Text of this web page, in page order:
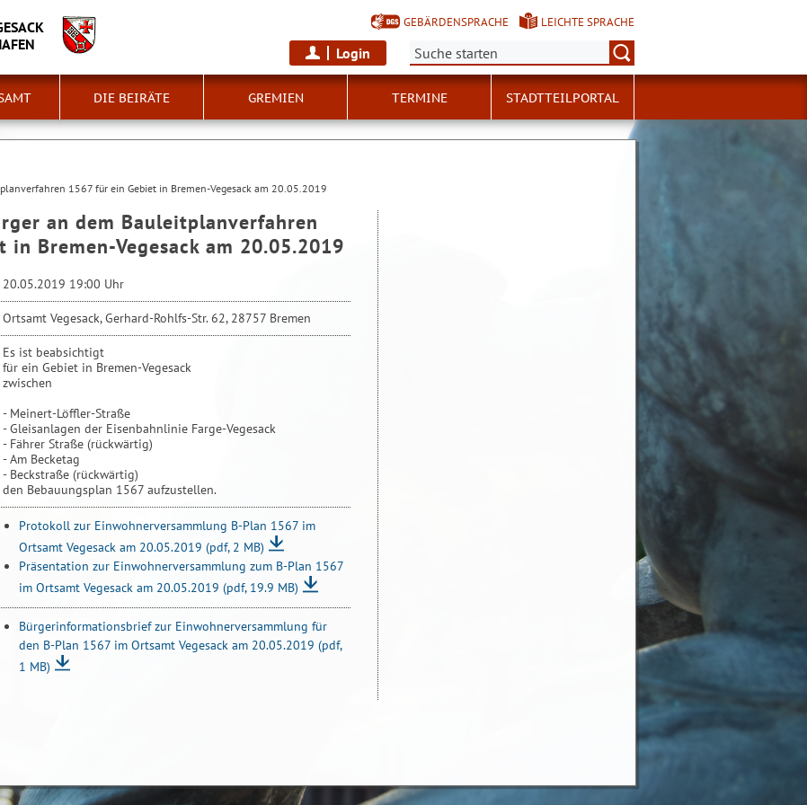
GEBÄRDENSPRACHE LEICHTE SPRACHE
Login Suche:
DIE BEIRÄTE GREMIEN TERMINE STADTTEILPORTAL
1567 für ein Gebiet in Bremen-Vegesack am 20.05.2019
an dem Bauleitplanverfahren
Bremen-Vegesack am 20.05.2019
20.05.2019 19:00 Uhr
Ortsamt Vegesack, Gerhard-Rohlfs-Str. 62, 28757 Bremen
Es ist beabsichtigt
für ein Gebiet in Bremen-Vegesack
zwischen
- Meinert-Löffler-Straße
- Gleisanlagen der Eisenbahnlinie Farge-Vegesack
- Fährer Straße (rückwärtig)
- Am Becketag
- Beckstraße (rückwärtig)
den Bebauungsplan 1567 aufzustellen.
Protokoll zur Einwohnerversammlung B-Plan 1567 im
Ortsamt Vegesack am 20.05.2019 (pdf, 2 MB)
Präsentation zur Einwohnerversammlung zum B-Plan 1567
im Ortsamt Vegesack am 20.05.2019 (pdf, 19.9 MB)
Bürgerinformationsbrief zur Einwohnerversammlung für
den B-Plan 1567 im Ortsamt Vegesack am 20.05.2019 (pdf,
1 MB)